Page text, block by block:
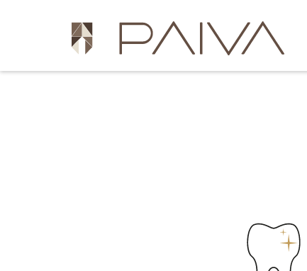
NOTRE PHILOSOPHIE
NOUS VISONS LA